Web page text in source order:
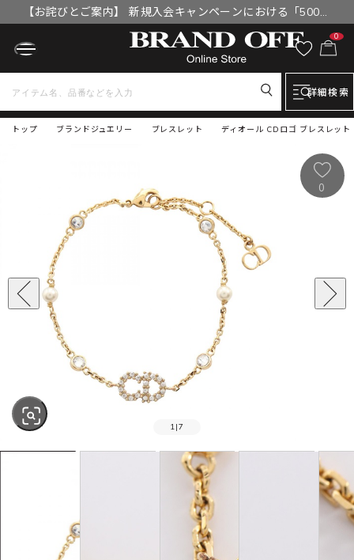
【お詫びとご案内】 新規入会キャンペーンにおける「500円
OFFクーポン」付与漏れと補填について
0
詳細検索
トップ ディオール CDロゴ ブレスレッ
ブランドジュエリー ブレスレット
SOLD OUT
1 |7
0